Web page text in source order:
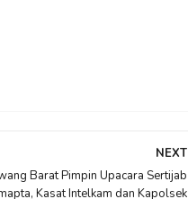
NEXT
Barat Pimpin Upacara Sertijab
Kasat Intelkam dan Kapolsek